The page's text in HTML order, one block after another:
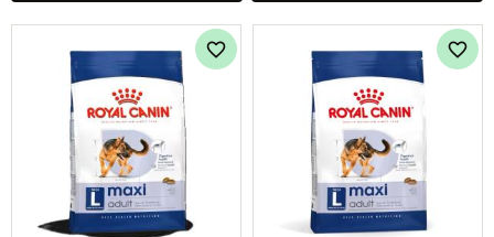
Lägg till i favoriter